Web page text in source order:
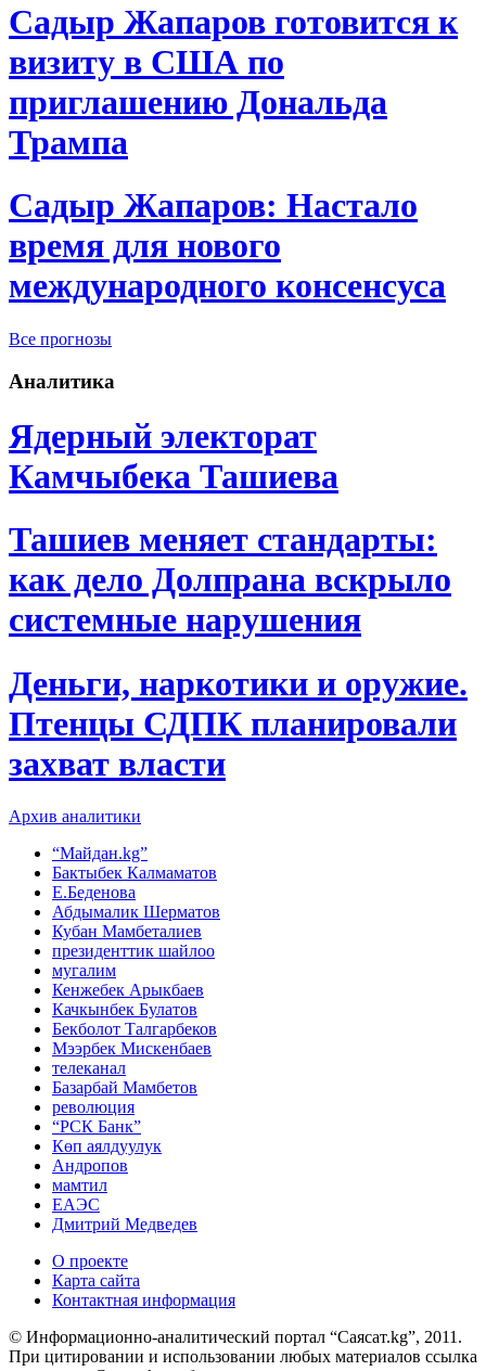
Садыр Жапаров готовится к
визиту в США по
приглашению Дональда
Трампа
Садыр Жапаров: Настало
время для нового
международного консенсуса
Все прогнозы
Аналитика
Ядерный электорат
Камчыбека Ташиева
Ташиев меняет стандарты:
как дело Долпрана вскрыло
системные нарушения
Деньги, наркотики и оружие.
Птенцы СДПК планировали
захват власти
Архив аналитики
“Майдан.kg”
Бактыбек Калмаматов
Е.Беденова
Абдымалик Шерматов
Кубан Мамбеталиев
президенттик шайлоо
мугалим
Кенжебек Арыкбаев
Качкынбек Булатов
Бекболот Талгарбеков
Мээрбек Мискенбаев
телеканал
Базарбай Мамбетов
революция
“РСК Банк”
Көп аялдуулук
Андропов
мамтил
ЕАЭС
Дмитрий Медведев
О проекте
Карта сайта
Контактная информация
© Информационно-аналитический портал “Саясат.kg”, 2011.
При цитировании и использовании любых материалов ссылка